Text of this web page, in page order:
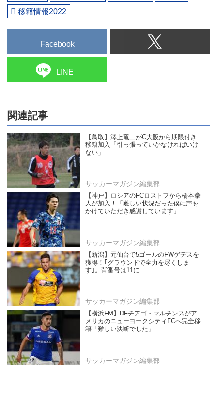
移籍情報2022
Facebook
LINE
関連記事
【鳥取】澤上竜二がC大阪から期限付き
移籍加入「引っ張っていかなければいけ
ない」
サッカーマガジン編集部
【神戸】ロシアのFCロストフから橋本拳
人が加入！「難しい状況だった僕に声を
かけていただき感謝しています」
サッカーマガジン編集部
【新潟】元仙台で5ゴールのFWゲデスを
獲得！｢グラウンドで全力を尽くしま
す｣。背番号は11に
サッカーマガジン編集部
【横浜FM】DFチアゴ・マルチンスがア
メリカのニューヨークシティFCへ完全移
籍「難しい決断でした」
サッカーマガジン編集部